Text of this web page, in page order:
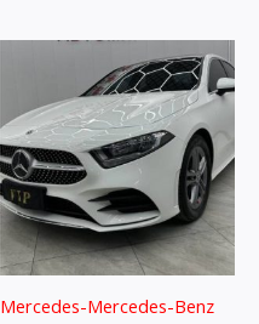
Mercedes-Mercedes-Benz